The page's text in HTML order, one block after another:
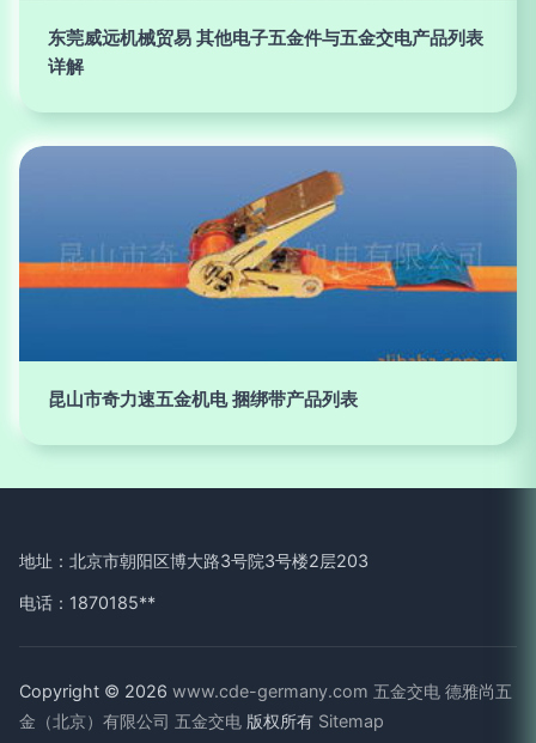
东莞威远机械贸易 其他电子五金件与五金交电产品列表
详解
昆山市奇力速五金机电 捆绑带产品列表
地址：北京市朝阳区博大路3号院3号楼2层203
电话：1870185**
Copyright © 2026 www.cde-germany.com 五金交电 德雅尚五
金（北京）有限公司 五金交电 版权所有 Sitemap